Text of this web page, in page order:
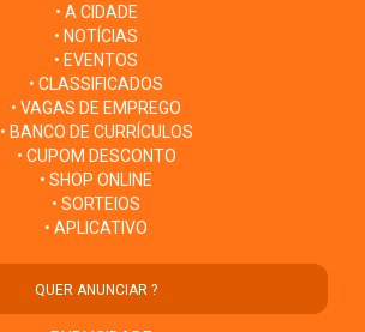
• A CIDADE
• NOTÍCIAS
• EVENTOS
• CLASSIFICADOS
• VAGAS DE EMPREGO
• BANCO DE CURRÍCULOS
• CUPOM DESCONTO
• SHOP ONLINE
• SORTEIOS
• APLICATIVO
QUER ANUNCIAR ?